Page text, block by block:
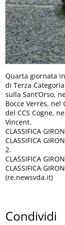
Quarta giornata
di Terza
sulla Sant’Orso,
Bocce Verrès,
del CCS Cogne,
Vincent.
CLASSIFICA
CLASSIFICA
2.
CLASSIFICA
CLASSIFICA
(re.newsvda.it)
Condividi